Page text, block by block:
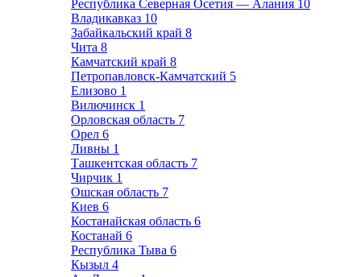
Республика Северная Осетия — Алания 10
Владикавказ 10
Забайкальский край 8
Чита 8
Камчатский край 8
Петропавловск-Камчатский 5
Елизово 1
Вилючинск 1
Орловская область 7
Орел 6
Ливны 1
Ташкентская область 7
Чирчик 1
Ошская область 7
Киев 6
Костанайская область 6
Костанай 6
Республика Тыва 6
Кызыл 4